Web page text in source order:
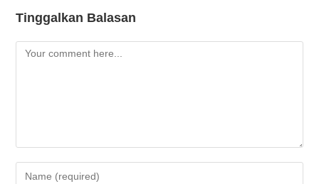
Tinggalkan Balasan